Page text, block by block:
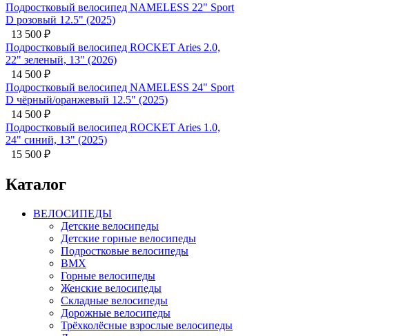
Каталог
ВЕЛОСИПЕДЫ
Детские велосипеды
Детские горные велосипеды
Подростковые велосипеды
BMX
Горные велосипеды
Женские велосипеды
Складные велосипеды
Дорожные велосипеды
Трёхколёсные взрослые велосипеды